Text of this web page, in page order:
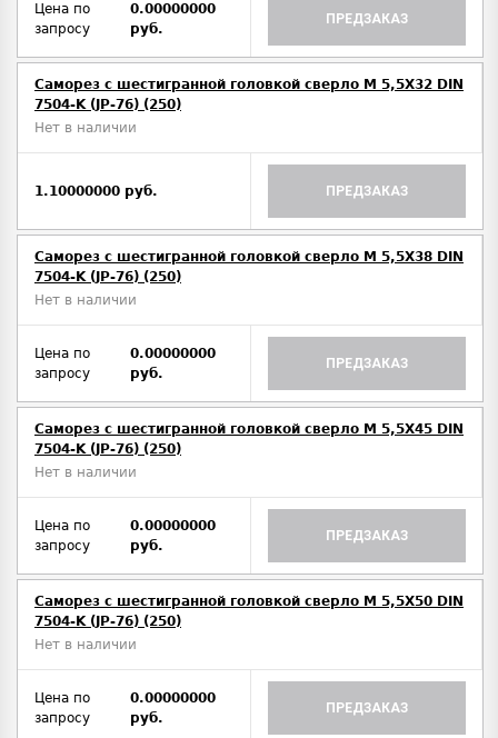
Цена по
запросу
0.00000000
руб.
ПРЕДЗАКАЗ
Саморез с шестигранной головкой сверло М 5,5Х32 DIN
7504-K (JP-76) (250)
Нет в наличии
1.10000000 руб. ПРЕДЗАКАЗ
Саморез с шестигранной головкой сверло М 5,5Х38 DIN
7504-K (JP-76) (250)
Нет в наличии
Цена по
запросу
0.00000000
руб.
ПРЕДЗАКАЗ
Саморез с шестигранной головкой сверло М 5,5Х45 DIN
7504-K (JP-76) (250)
Нет в наличии
Цена по
запросу
0.00000000
руб.
ПРЕДЗАКАЗ
Саморез с шестигранной головкой сверло М 5,5Х50 DIN
7504-K (JP-76) (250)
Нет в наличии
Цена по
запросу
0.00000000
руб.
ПРЕДЗАКАЗ